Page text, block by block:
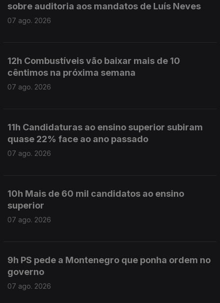
sobre auditoria aos mandatos de Luís Neves
07 ago. 2026
12h Combustíveis vão baixar mais de 10
cêntimos na próxima semana
07 ago. 2026
11h Candidaturas ao ensino superior subiram
quase 22% face ao ano passado
07 ago. 2026
10h Mais de 60 mil candidatos ao ensino
superior
07 ago. 2026
9h PS pede a Montenegro que ponha ordem no
governo
07 ago. 2026